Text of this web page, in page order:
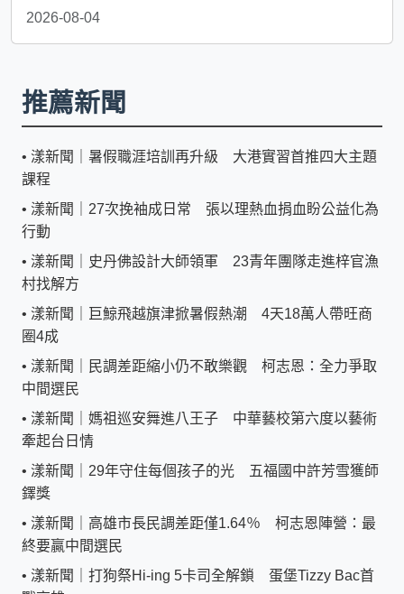
2026-08-04
推薦新聞
• 漾新聞｜暑假職涯培訓再升級 大港實習首推四大主題
課程
• 漾新聞｜27次挽袖成日常 張以理熱血捐血盼公益化為
行動
• 漾新聞｜史丹佛設計大師領軍 23青年團隊走進梓官漁
村找解方
• 漾新聞｜巨鯨飛越旗津掀暑假熱潮 4天18萬人帶旺商
圈4成
• 漾新聞｜民調差距縮小仍不敢樂觀 柯志恩：全力爭取
中間選民
• 漾新聞｜媽祖巡安舞進八王子 中華藝校第六度以藝術
牽起台日情
• 漾新聞｜29年守住每個孩子的光 五福國中許芳雪獲師
鐸獎
• 漾新聞｜高雄市長民調差距僅1.64％ 柯志恩陣營：最
終要贏中間選民
• 漾新聞｜打狗祭Hi-ing 5卡司全解鎖 蛋堡Tizzy Bac首